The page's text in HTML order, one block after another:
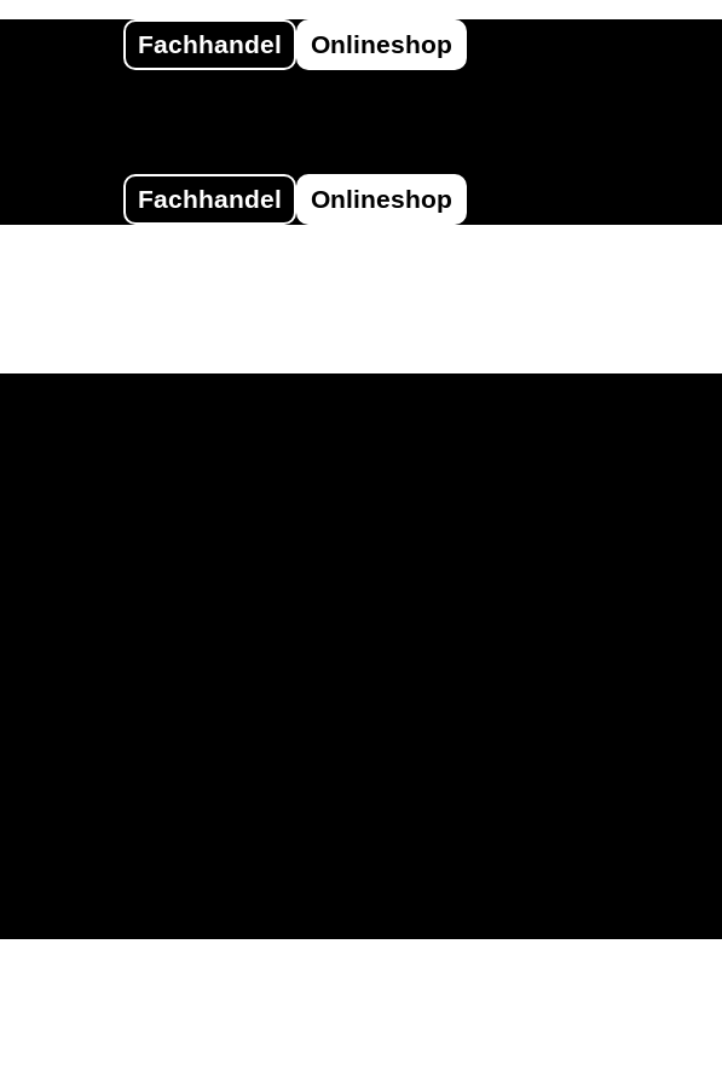
Fachhandel Onlineshop
Fachhandel Onlineshop